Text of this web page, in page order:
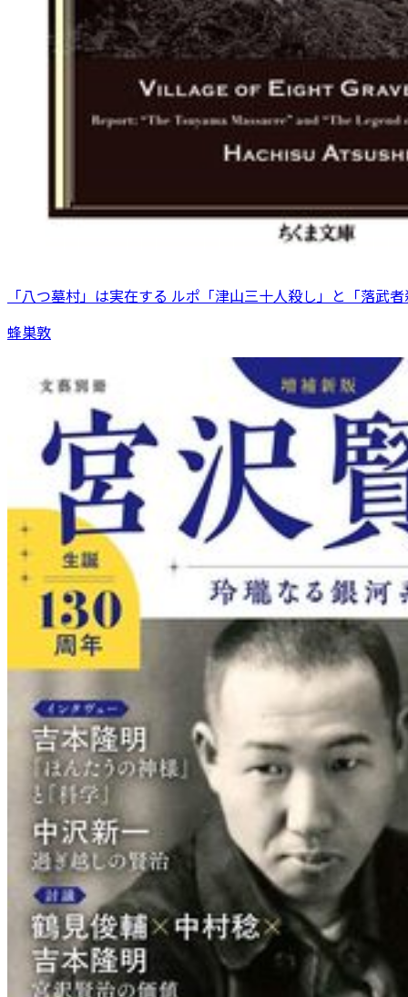
「八つ墓村」は実在する ルポ「津山三十人殺し」と「落武
蜂巣敦